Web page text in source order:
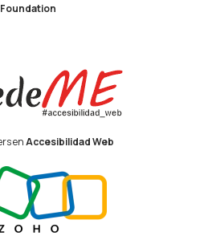
Foundation
enAccesibilidad Web